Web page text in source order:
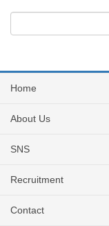
Home
About Us
SNS
Recruitment
Contact